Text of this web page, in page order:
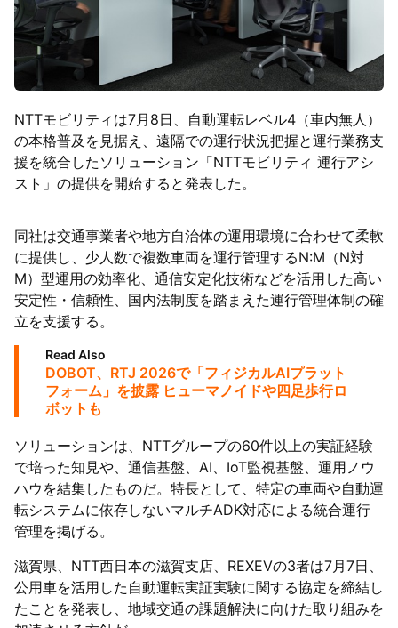
NTTモビリティは7月8日、自動運転レベル4（車内無人）
の本格普及を見据え、遠隔での運行状況把握と運行業務支
援を統合したソリューション「NTTモビリティ 運行アシ
スト」の提供を開始すると発表した。
同社は交通事業者や地方自治体の運用環境に合わせて柔軟
に提供し、少人数で複数車両を運行管理するN:M（N対
M）型運用の効率化、通信安定化技術などを活用した高い
安定性・信頼性、国内法制度を踏まえた運行管理体制の確
立を支援する。
Read Also
DOBOT、RTJ 2026で「フィジカルAIプラット
フォーム」を披露 ヒューマノイドや四足歩行ロ
ボットも
ソリューションは、NTTグループの60件以上の実証経験
で培った知見や、通信基盤、AI、IoT監視基盤、運用ノウ
ハウを結集したものだ。特長として、特定の車両や自動運
転システムに依存しないマルチADK対応による統合運行
管理を掲げる。
滋賀県、NTT西日本の滋賀支店、REXEVの3者は7月7日、
公用車を活用した自動運転実証実験に関する協定を締結し
たことを発表し、地域交通の課題解決に向けた取り組みを